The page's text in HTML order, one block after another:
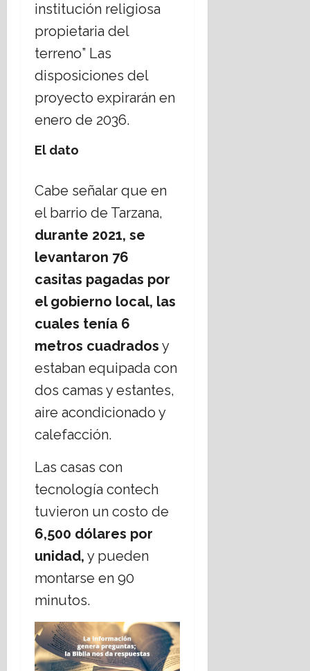
institución religiosa
propietaria del
terreno” Las
disposiciones del
proyecto expirarán en
enero de 2036.
El dato
Cabe señalar que en
el barrio de Tarzana,
durante 2021, se
levantaron 76
casitas pagadas por
el gobierno local, las
cuales tenía 6
metros cuadrados y
estaban equipada con
dos camas y estantes,
aire acondicionado y
calefacción.
Las casas con
tecnología contech
tuvieron un costo de
6,500 dólares por
unidad, y pueden
montarse en 90
minutos.